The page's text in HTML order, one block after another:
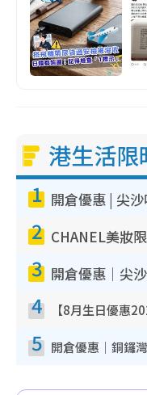
港生活限
1
2
3
4
5